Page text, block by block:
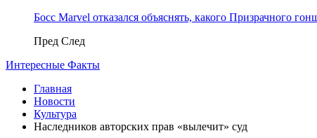
Босс Marvel отказался объяснять, какого Призрачного
Пред След
Интересные Факты
Главная
Новости
Культура
Наследников авторских прав «вылечит» суд